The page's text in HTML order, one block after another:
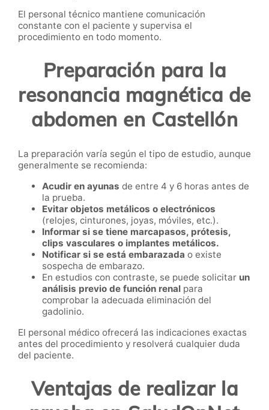
El personal técnico mantiene comunicación
constante con el paciente y supervisa el
procedimiento en todo momento.
Preparación para la
resonancia magnética de
abdomen en Castellón
La preparación varía según el tipo de estudio, aunque
generalmente se recomienda:
Acudir en ayunas de entre 4 y 6 horas antes de
la prueba.
Evitar objetos metálicos o electrónicos
(relojes, cinturones, joyas, móviles, etc.).
Informar si se tiene marcapasos, prótesis,
clips vasculares o implantes metálicos.
Notificar si se está embarazada o existe
sospecha de embarazo.
En estudios con contraste, se puede solicitar un
análisis previo de función renal para
comprobar la adecuada eliminación del
gadolinio.
El personal médico ofrecerá las indicaciones exactas
antes del procedimiento y resolverá cualquier duda
del paciente.
Ventajas de realizar la